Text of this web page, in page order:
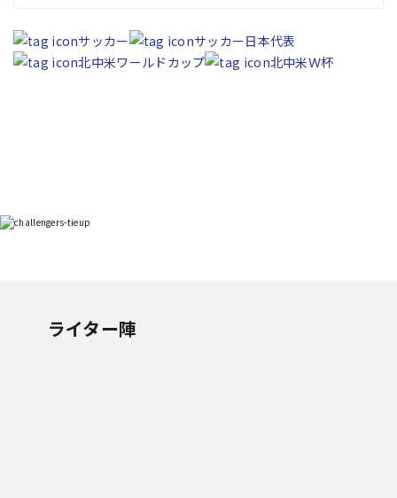
サッカー
サッカー日本代表
北中米ワールドカップ
北中米Ｗ杯
ライター陣